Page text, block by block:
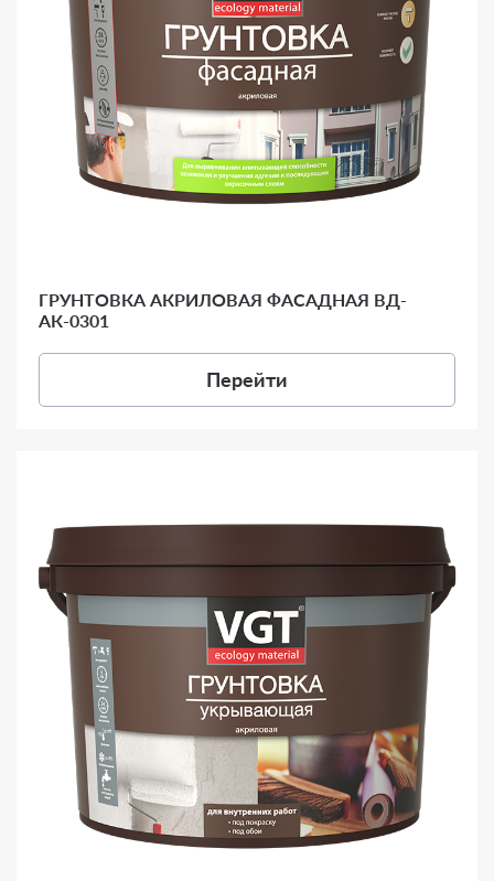
ГРУНТОВКА АКРИЛОВАЯ ФАСАДНАЯ ВД-
АК-0301
Перейти